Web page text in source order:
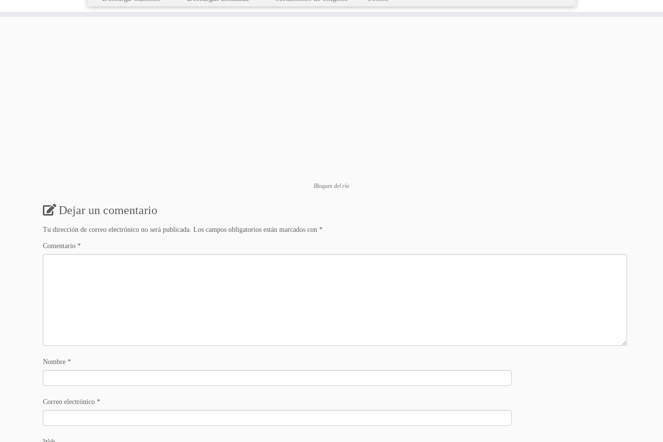
Bloques del río
Dejar un comentario
Tu dirección de correo electrónico no será publicada. Los campos obligatorios están marcados con *
Comentario *
Nombre *
Correo electrónico *